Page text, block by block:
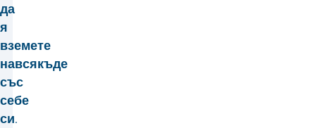
да
я
вземете
навсякъде
със
себе
си.